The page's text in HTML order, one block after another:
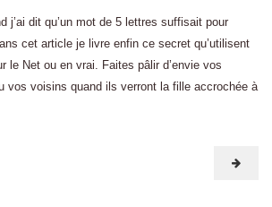
j’ai dit qu’un mot de 5 lettres suffisait pour
cet article je livre enfin ce secret qu’utilisent
le Net ou en vrai. Faites pâlir d’envie vos
vos voisins quand ils verront la fille accrochée à